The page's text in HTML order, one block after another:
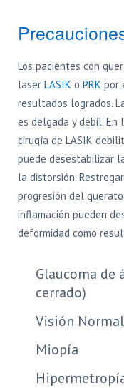
Los pacientes con
laser LASIK o PRK por
resultados logrados.
es delgada y débil. En
cirugía de LASIK
puede desestabilizar
la distorsión.
progresión del
inflamación pueden
deformidad como
Glaucoma de
cerrado)
Visión Normal
Miopía